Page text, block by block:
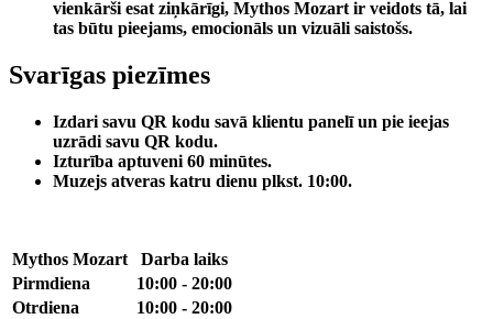
vienkārši esat ziņkārīgi, Mythos Mozart ir veidots tā, lai
tas būtu pieejams, emocionāls un vizuāli saistošs.
Svarīgas piezīmes
Izdari savu QR kodu savā klientu panelī un pie ieejas
uzrādi savu QR kodu.
Izturība aptuveni 60 minūtes.
Muzejs atveras katru dienu plkst. 10:00.
Mythos Mozart
Darba laiks
Pirmdiena
10:00 - 20:00
Otrdiena
10:00 - 20:00